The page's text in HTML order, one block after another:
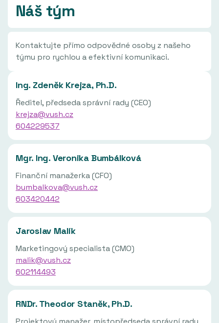
Náš tým
Kontaktujte přímo odpovědné osoby z našeho
týmu pro rychlou a efektivní komunikaci.
Ing. Zdeněk Krejza, Ph.D.
Ředitel, předseda správní rady (CEO)
krejza@vush.cz
604229537
Mgr. Ing. Veronika Bumbálková
Finanční manažerka (CFO)
bumbalkova@vush.cz
603420442
Jaroslav Malík
Marketingový specialista (CMO)
malik@vush.cz
602114493
RNDr. Theodor Staněk, Ph.D.